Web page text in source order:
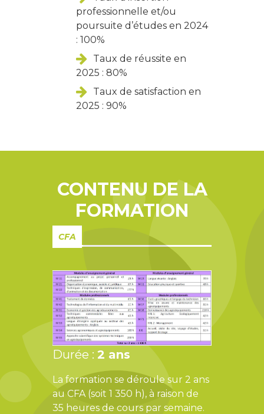
professionnelle et/ou
poursuite d’études en 2024
: 100%
Taux de réussite en
2025 : 80%
Taux de satisfaction en
2025 : 90%
CONTENU DE LA
FORMATION
CFA
Durée : 2 ans
La formation se déroule sur 2 ans
au CFA (soit 1 350 h), à raison de
35 heures de cours par semaine.